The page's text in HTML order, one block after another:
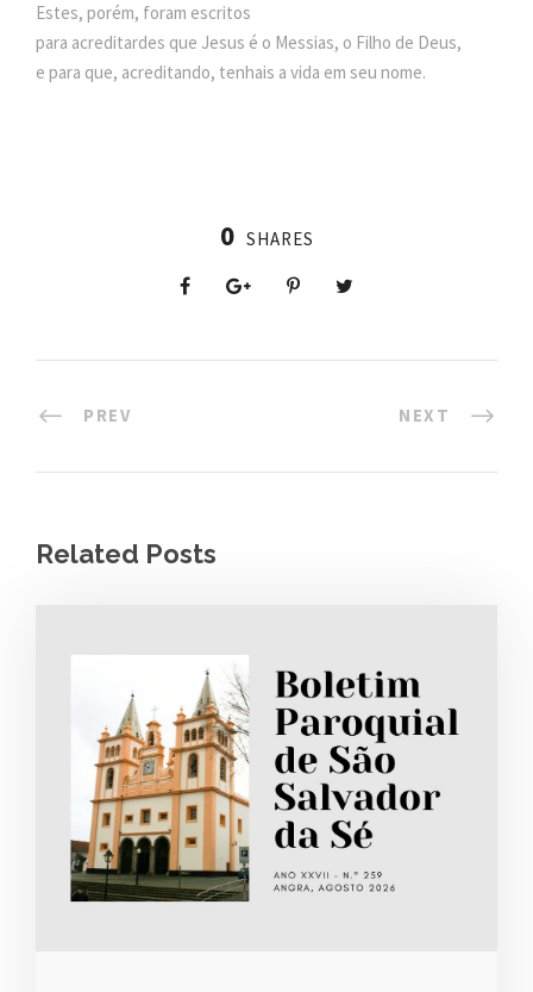
Estes, porém, foram escritos
para acreditardes que Jesus é o Messias, o Filho de Deus,
e para que, acreditando, tenhais a vida em seu nome.
0 SHARES
PREV NEXT
Related Posts